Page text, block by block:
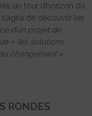
un tour d’horizon du
de découvrir les
d’un projet de
« les solutions
changement ».
RONDES